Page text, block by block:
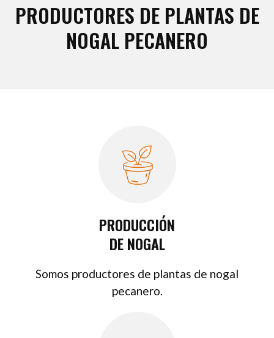
PRODUCTORES DE PLANTAS DE
NOGAL PECANERO
PRODUCCIÓN
DE NOGAL
Somos productores de plantas de nogal
pecanero.